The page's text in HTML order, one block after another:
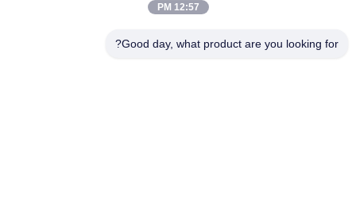
عنوان: 601-606، الطابق 6، المبنى E، حديقة يوانفين الصناعية، منطقة
هاتف:86-13424296897
12:57 PM
Good day, what product are you looking for?